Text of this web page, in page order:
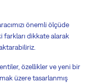
önemli ölçüde
farkları dikkate alarak
özellikler ve yeni bir
üzere tasarlanmış